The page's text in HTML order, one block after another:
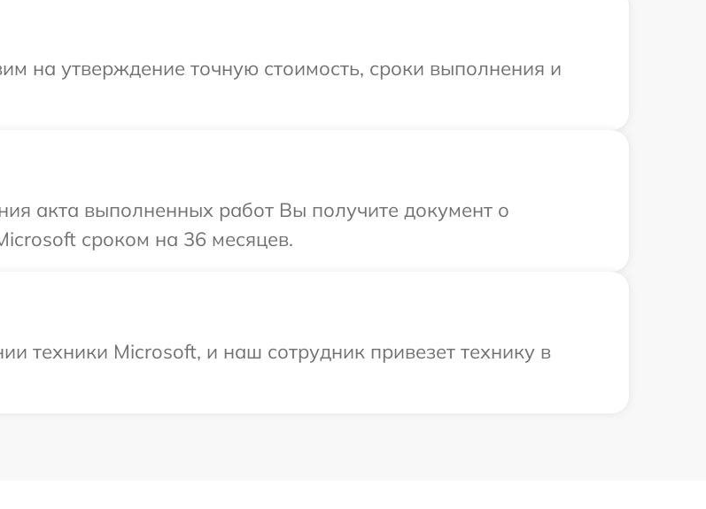
на утверждение точную стоимость, сроки выполнения и
акта выполненных работ Вы получите документ о
сроком на 36 месяцев.
техники Microsoft, и наш сотрудник привезет технику в